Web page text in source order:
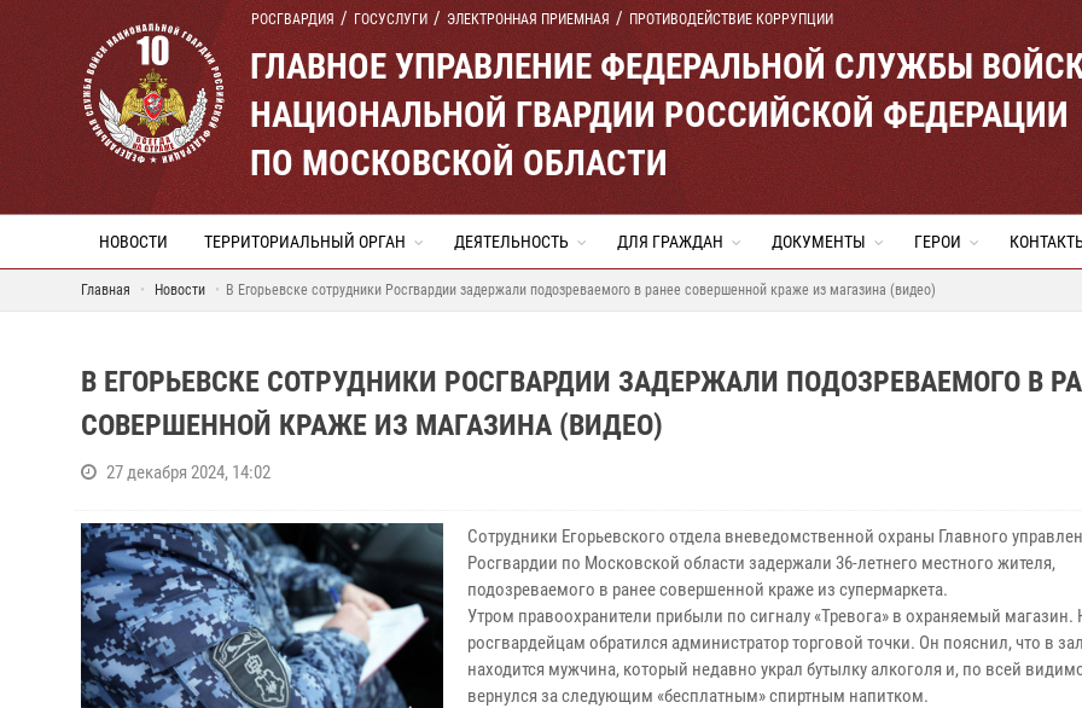
РОСГВАРДИЯ ГОСУСЛУГИ ЭЛЕКТРОННАЯ ПРИЕМНАЯ ПРОТИВОДЕЙСТВИЕ КОРРУПЦИИ
ГЛАВНОЕ УПРАВЛЕНИЕ ФЕДЕРАЛЬНОЙ СЛУЖБЫ
НАЦИОНАЛЬНОЙ ГВАРДИИ РОССИЙСКОЙ ФЕДЕРАЦИИ
ПО МОСКОВСКОЙ ОБЛАСТИ
НОВОСТИ ТЕРРИТОРИАЛЬНЫЙ ОРГАН ДЕЯТЕЛЬНОСТЬ ДЛЯ ГРАЖДАН ДОКУМЕНТЫ ГЕРОИ
Главная Новости В Егорьевске сотрудники Росгвардии задержали подозреваемого в ранее совершенной краже из магазина (видео)
В ЕГОРЬЕВСКЕ СОТРУДНИКИ РОСГВАРДИИ ЗАДЕРЖАЛИ ПОДОЗРЕВАЕМОГО В
СОВЕРШЕННОЙ КРАЖЕ ИЗ МАГАЗИНА (ВИДЕО)
27 декабря 2024, 14:02
Сотрудники Егорьевского отдела вневедомственной охраны Главного
Росгвардии по Московской области задержали 36-летнего местного жителя,
подозреваемого в ранее совершенной краже из супермаркета.
Утром правоохранители прибыли по сигналу «Тревога» в охраняемый магазин.
росгвардейцам обратился администратор торговой точки. Он пояснил, что в
находится мужчина, который недавно украл бутылку алкоголя и, по всей
вернулся за следующим «бесплатным» спиртным напитком.